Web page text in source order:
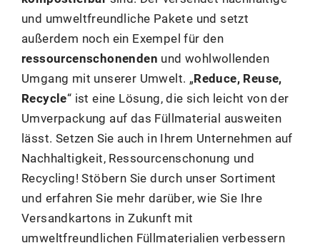
und umweltfreundliche Pakete und setzt
außerdem noch ein Exempel für den
ressourcenschonenden und wohlwollenden
Umgang mit unserer Umwelt. „Reduce, Reuse,
Recycle“ ist eine Lösung, die sich leicht von der
Umverpackung auf das Füllmaterial ausweiten
lässt. Setzen Sie auch in Ihrem Unternehmen auf
Nachhaltigkeit, Ressourcenschonung und
Recycling! Stöbern Sie durch unser Sortiment
und erfahren Sie mehr darüber, wie Sie Ihre
Versandkartons in Zukunft mit
umweltfreundlichen Füllmaterialien verbessern